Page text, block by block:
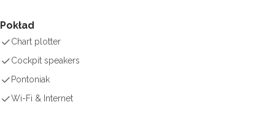
Pokład
Chart plotter
Cockpit speakers
Pontoniak
Wi-Fi & Internet